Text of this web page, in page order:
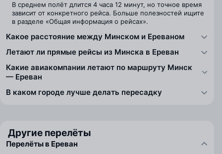
В среднем полёт длится 4 часа 12 минут, но точное время
зависит от конкретного рейса. Больше полезностей ищите
в разделе «Общая информация о рейсах».
Какое расстояние между Минском и Ереваном
Летают ли прямые рейсы из Минска в Ереван
Какие авиакомпании летают по маршруту Минск
— Ереван
В каком городе лучше делать пересадку
Другие перелёты
Перелёты в Ереван